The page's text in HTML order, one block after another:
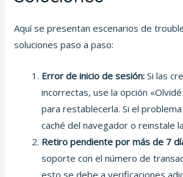
Aquí se presentan escenarios de
soluciones paso a paso:
Error de inicio de sesión: Si las
incorrectas, use la opción
para restablecerla. Si el
caché del navegador o reinstale
Retiro pendiente por más de 7
soporte con el número de